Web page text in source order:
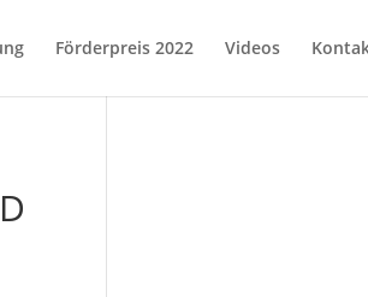
Förderpreis 2022 Videos